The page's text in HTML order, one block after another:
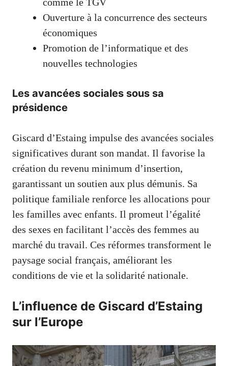
Ouverture à la concurrence des secteurs
économiques
Promotion de l’informatique et des
nouvelles technologies
Les avancées sociales sous sa
présidence
Giscard d’Estaing impulse des avancées sociales
significatives durant son mandat. Il favorise la
création du revenu minimum d’insertion,
garantissant un soutien aux plus démunis. Sa
politique familiale renforce les allocations pour
les familles avec enfants. Il promeut l’égalité
des sexes en facilitant l’accès des femmes au
marché du travail. Ces réformes transforment le
paysage social français, améliorant les
conditions de vie et la solidarité nationale.
L’influence de Giscard d’Estaing
sur l’Europe